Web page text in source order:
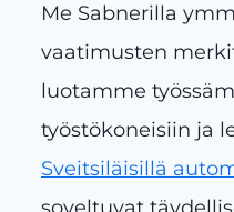
Me Sabnerilla
vaatimusten
luotamme
työstökoneisiin ja
Sveitsiläisillä